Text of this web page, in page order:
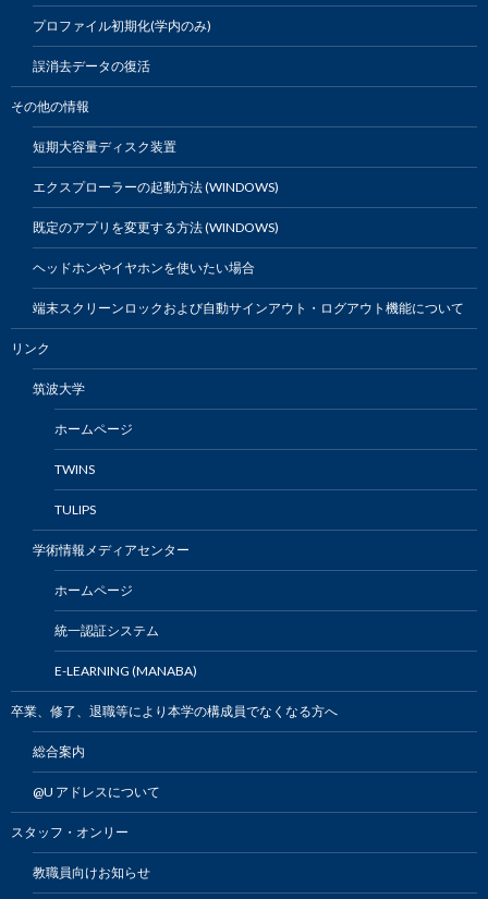
プロファイル初期化(学内のみ)
誤消去データの復活
その他の情報
短期大容量ディスク装置
エクスプローラーの起動方法 (WINDOWS)
既定のアプリを変更する方法 (WINDOWS)
ヘッドホンやイヤホンを使いたい場合
端末スクリーンロックおよび自動サインアウト・ログアウト機能について
リンク
筑波大学
ホームページ
TWINS
TULIPS
学術情報メディアセンター
ホームページ
統一認証システム
E-LEARNING (MANABA)
卒業、修了、退職等により本学の構成員でなくなる方へ
総合案内
@U アドレスについて
スタッフ・オンリー
教職員向けお知らせ